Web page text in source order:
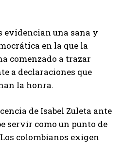
evidencian una sana y
en la que la
comenzado a trazar
a declaraciones que
la honra.
de Isabel Zuleta ante
servir como un punto de
colombianos exigen